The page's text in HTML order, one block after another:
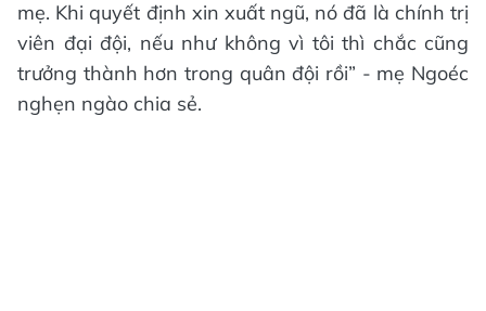
mẹ. Khi quyết định xin xuất ngũ, nó đã là chính trị
viên đại đội, nếu như không vì tôi thì chắc cũng
trưởng thành hơn trong quân đội rồi” - mẹ Ngoéc
nghẹn ngào chia sẻ.